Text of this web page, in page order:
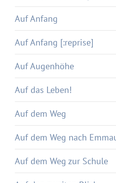
Auf Anfang
Auf Anfang [:reprise]
Auf Augenhöhe
Auf das Leben!
Auf dem Weg
Auf dem Weg nach
Auf dem Weg zur Schule